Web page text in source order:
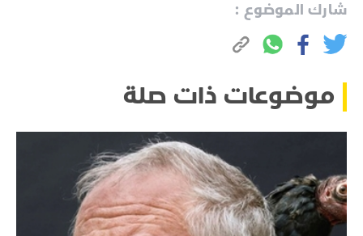
شارك الموضوع :
موضوعات ذات صلة